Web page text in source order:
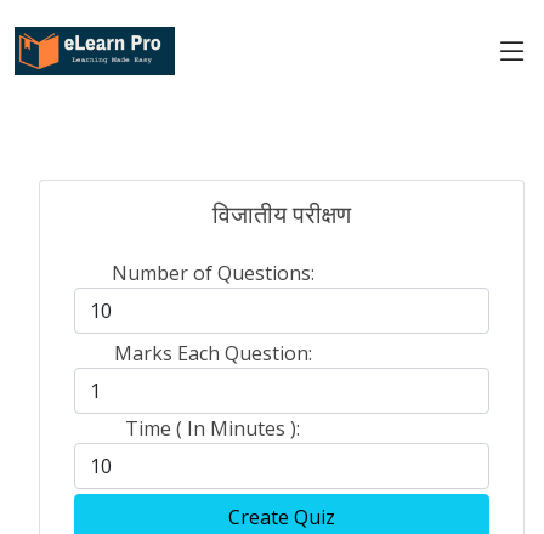
विजातीय परीक्षण
Number of Questions:
Marks Each Question:
Time ( In Minutes ):
Create Quiz